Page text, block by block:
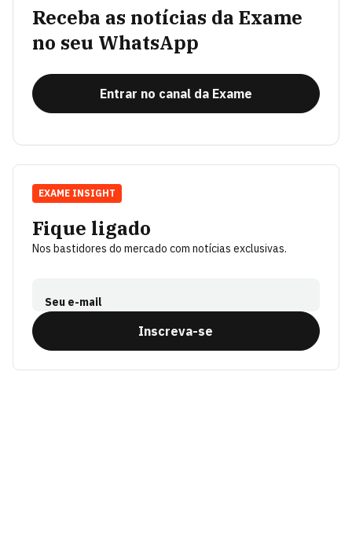
Receba as notícias da Exame
no seu WhatsApp
Entrar no canal da Exame
Fique ligado
Nos bastidores do mercado com notícias exclusivas.
Seu e-mail
Inscreva-se
EXAME INSIGHT